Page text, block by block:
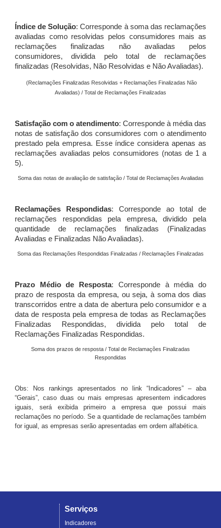
Índice de Solução: Corresponde à soma das reclamações
avaliadas como resolvidas pelos consumidores mais as
reclamações finalizadas não avaliadas pelos
consumidores, dividida pelo total de reclamações
finalizadas (Resolvidas, Não Resolvidas e Não Avaliadas).
(Reclamações Finalizadas Resolvidas + Reclamações Finalizadas Não
Avaliadas) / Total de Reclamações Finalizadas
Satisfação com o atendimento: Corresponde à média das
notas de satisfação dos consumidores com o atendimento
prestado pela empresa. Esse índice considera apenas as
reclamações avaliadas pelos consumidores (notas de 1 a
5).
Soma das notas de avaliação de satisfação / Total de Reclamações Avaliadas
Reclamações Respondidas: Corresponde ao total de
reclamações respondidas pela empresa, dividido pela
quantidade de reclamações finalizadas (Finalizadas
Avaliadas e Finalizadas Não Avaliadas).
Soma das Reclamações Respondidas Finalizadas / Reclamações Finalizadas
Prazo Médio de Resposta: Corresponde à média do
prazo de resposta da empresa, ou seja, à soma dos dias
transcorridos entre a data de abertura pelo consumidor e a
data de resposta pela empresa de todas as Reclamações
Finalizadas Respondidas, dividida pelo total de
Reclamações Finalizadas Respondidas.
Soma dos prazos de resposta / Total de Reclamações Finalizadas
Respondidas
Obs: Nos rankings apresentados no link “Indicadores” – aba
“Gerais”, caso duas ou mais empresas apresentem indicadores
iguais, será exibida primeiro a empresa que possui mais
reclamações no período. Se a quantidade de reclamações também
for igual, as empresas serão apresentadas em ordem alfabética.
Serviços
Indicadores